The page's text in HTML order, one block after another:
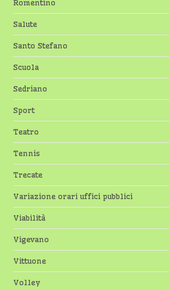
Romentino
Salute
Santo Stefano
Scuola
Sedriano
Sport
Teatro
Tennis
Trecate
Variazione orari uffici pubblici
Viabilità
Vigevano
Vittuone
Volley